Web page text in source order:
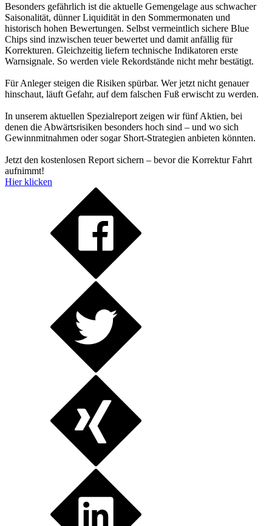
Besonders gefährlich ist die aktuelle Gemengelage aus schwacher
Saisonalität, dünner Liquidität in den Sommermonaten und
historisch hohen Bewertungen. Selbst vermeintlich sichere Blue
Chips sind inzwischen teuer bewertet und damit anfällig für
Korrekturen. Gleichzeitig liefern technische Indikatoren erste
Warnsignale. So werden viele Rekordstände nicht mehr bestätigt.
Für Anleger steigen die Risiken spürbar. Wer jetzt nicht genauer
hinschaut, läuft Gefahr, auf dem falschen Fuß erwischt zu werden.
In unserem aktuellen Spezialreport zeigen wir fünf Aktien, bei
denen die Abwärtsrisiken besonders hoch sind – und wo sich
Gewinnmitnahmen oder sogar Short-Strategien anbieten könnten.
Jetzt den kostenlosen Report sichern – bevor die Korrektur Fahrt
aufnimmt!
Hier klicken